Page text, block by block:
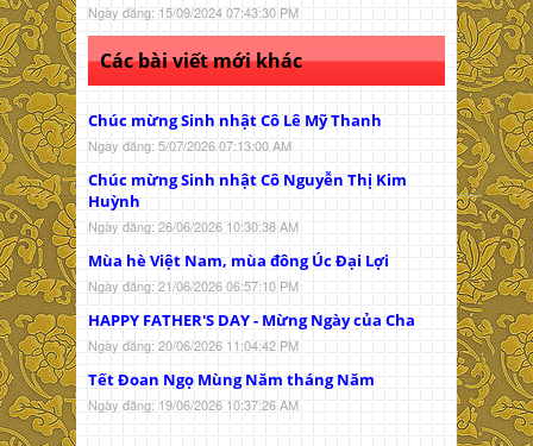
Ngày đăng: 15/09/2024 07:43:30 PM
Các bài viết mới khác
Chúc mừng Sinh nhật Cô Lê Mỹ Thanh
Ngày đăng: 5/07/2026 07:13:00 AM
Chúc mừng Sinh nhật Cô Nguyễn Thị Kim
Huỳnh
Ngày đăng: 26/06/2026 10:30:38 AM
Mùa hè Việt Nam, mùa đông Úc Đại Lợi
Ngày đăng: 21/06/2026 06:57:10 PM
HAPPY FATHER'S DAY - Mừng Ngày của Cha
Ngày đăng: 20/06/2026 11:04:42 PM
Tết Đoan Ngọ Mùng Năm tháng Năm
Ngày đăng: 19/06/2026 10:37:26 AM